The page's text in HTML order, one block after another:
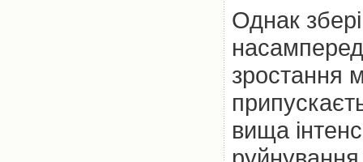
Однак
зростання
вища